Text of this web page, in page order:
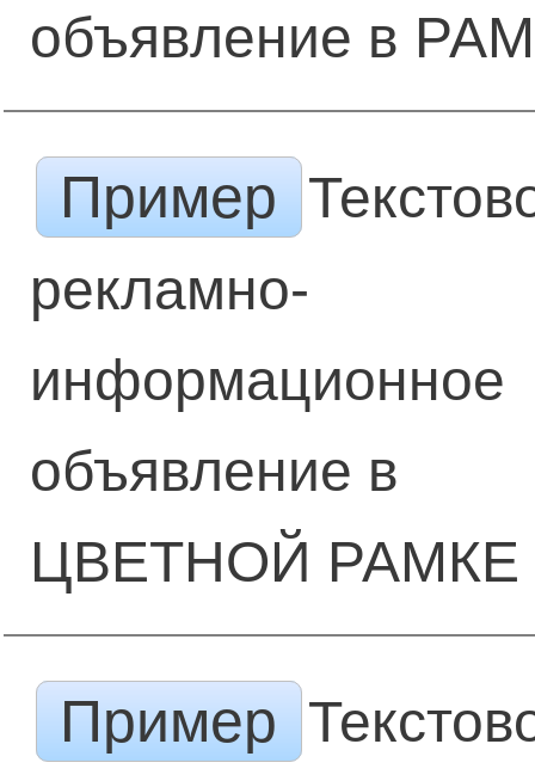
объявление в
Пример
рекламно-
информационное
объявление в
ЦВЕТНОЙ РАМКЕ
Пример